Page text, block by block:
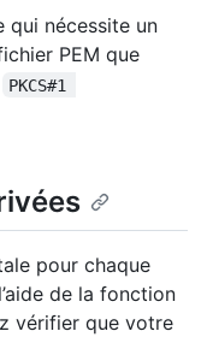
qui nécessite un
PEM que
PKCS#1
pour chaque
de la fonction
vérifier que votre